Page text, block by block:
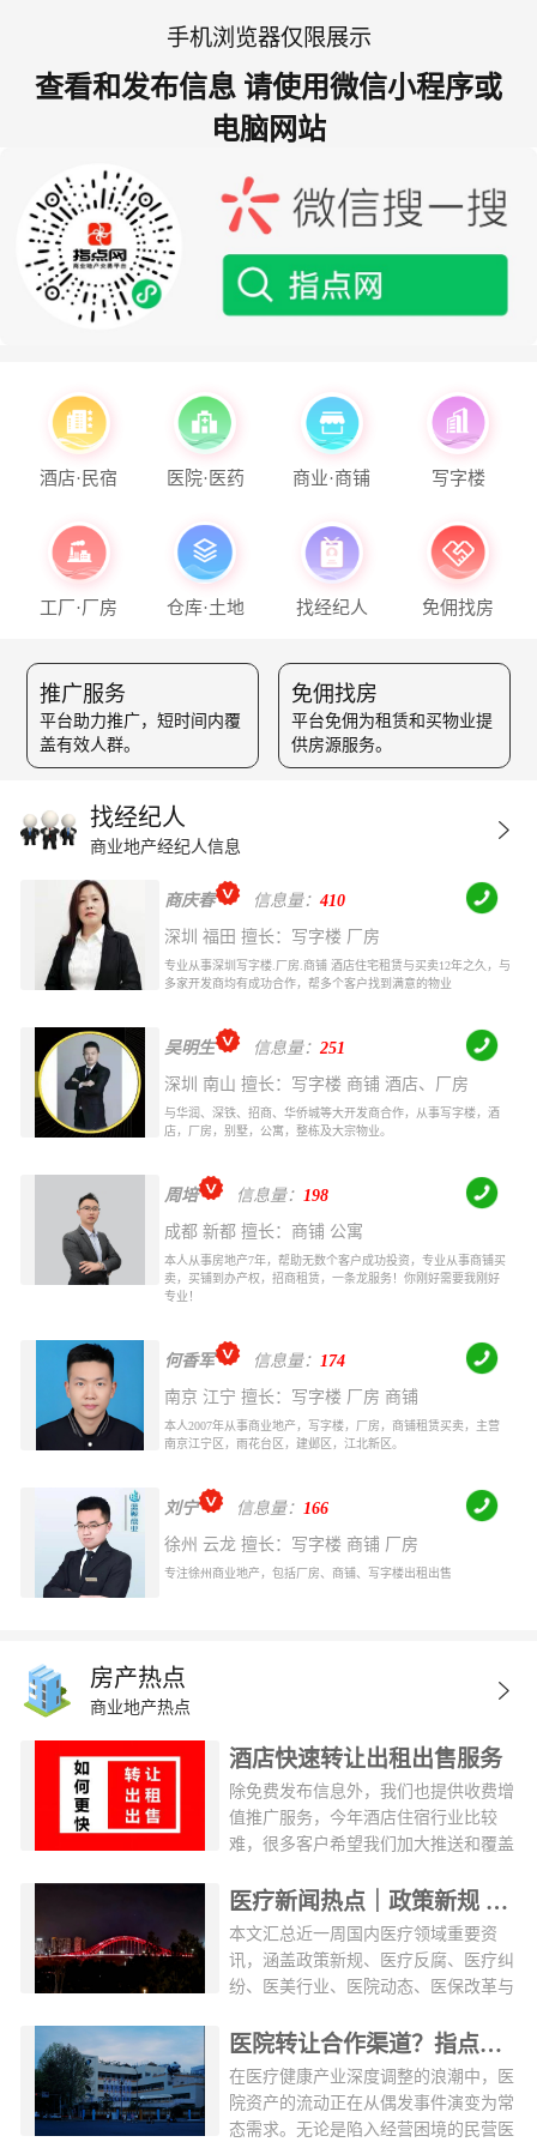
手机浏览器仅限展示
查看和发布信息 请使用微信小程序或
电脑网站
酒店·民宿 医院·医药 商业·商铺 写字楼
工厂·厂房 仓库·土地 找经纪人 免佣找房
推广服务
平台助力推广，短时间内覆
盖有效人群。
免佣找房
平台免佣为租赁和买物业提
供房源服务。
找经纪人
商业地产经纪人信息
商庆春 信息量：410
深圳 福田 擅长：写字楼 厂房
专业从事深圳写字楼.厂房.商铺 酒店住宅租赁与买卖12年之久，与
多家开发商均有成功合作，帮多个客户找到满意的物业
吴明生 信息量：251
深圳 南山 擅长：写字楼 商铺 酒店、厂房
与华润、深铁、招商、华侨城等大开发商合作，从事写字楼，酒
店，厂房，别墅，公寓，整栋及大宗物业。
周培 信息量：198
成都 新都 擅长：商铺 公寓
本人从事房地产7年，帮助无数个客户成功投资，专业从事商铺买
卖，买铺到办产权，招商租赁，一条龙服务！你刚好需要我刚好
专业！
何香军 信息量：174
南京 江宁 擅长：写字楼 厂房 商铺
本人2007年从事商业地产，写字楼，厂房，商铺租赁买卖，主营
南京江宁区，雨花台区，建邺区，江北新区。
刘宁 信息量：166
徐州 云龙 擅长：写字楼 商铺 厂房
专注徐州商业地产，包括厂房、商铺、写字楼出租出售
房产热点
商业地产热点
酒店快速转让出租出售服务
除免费发布信息外，我们也提供收费增
值推广服务，今年酒店住宿行业比较
难，很多客户希望我们加大推送和覆盖
果您有需要可以联系我们，效果很好。
一次性约可以覆盖10万酒店行业用户。
具体服务如下服务联系：&nbsp; 手
机：13418745414推广后用户反馈推广
30%的项目短时间内无法达成交易能不
能快速成功交易主要取决于：1、租
金，价格2、所在城市位置（一线城市
和二三线城市差异较大）3、转让费等
其它因素4、最快成交的项目是北京
医疗新闻热点｜政策新规 医疗纠纷 医疗美容 行业创新动态（2026年第32周）
本文汇总近一周国内医疗领域重要资
讯，涵盖政策新规、医疗反腐、医疗纠
纷、医美行业、医院动态、医保改革与
新规2026年版国家基本药物目录正式发
布8月5日晚间，国家卫健委、国家中医
药局和国家疾控局三部门联合发布《国
家基本药物目录（2026年版）》，自9
医院转让合作渠道？指点网医疗资产交易专属平台
在医疗健康产业深度调整的浪潮中，医
院资产的流动正在从偶发事件演变为常
态需求。无论是陷入经营困境的民营医